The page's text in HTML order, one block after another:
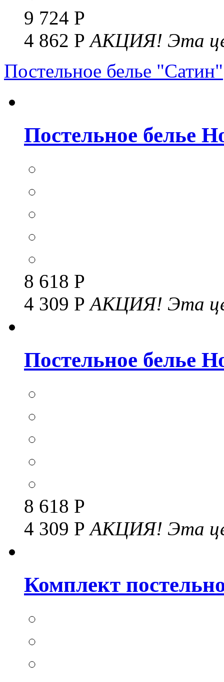
9 724 Р
4 862 РАКЦИЯ! Эта
Постельное белье "Сатин"
Постельное белье
8 618 Р
4 309 РАКЦИЯ! Эта
Постельное белье
8 618 Р
4 309 РАКЦИЯ! Эта
Комплект